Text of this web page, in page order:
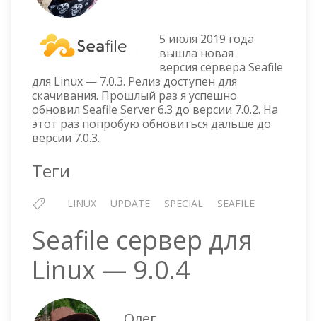
5 июля 2019 года
вышла новая
версия сервера Seafile
для Linux — 7.0.3. Релиз доступен для
скачивания. Прошлый раз я успешно
обновил Seafile Server 6.3 до версии 7.0.2. На
этот раз попробую обновиться дальше до
версии 7.0.3.
Теги
LINUX UPDATE SPECIAL SEAFILE
Seafile сервер для
Linux — 9.0.4